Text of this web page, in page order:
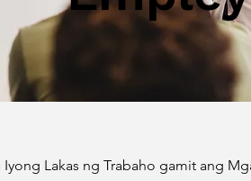
Iyong Lakas ng Trabaho gamit ang